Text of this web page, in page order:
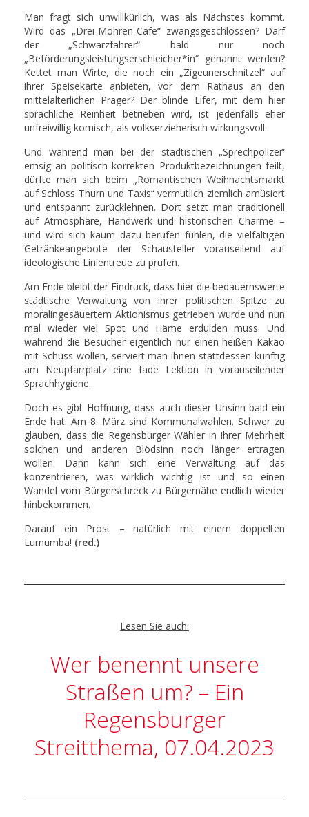
Man fragt sich unwillkürlich, was als Nächstes kommt.
Wird das „Drei-Mohren-Cafe“ zwangsgeschlossen? Darf
der „Schwarzfahrer“ bald nur noch
„Beförderungsleistungserschleicher*in“ genannt werden?
Kettet man Wirte, die noch ein „Zigeunerschnitzel“ auf
ihrer Speisekarte anbieten, vor dem Rathaus an den
mittelalterlichen Prager? Der blinde Eifer, mit dem hier
sprachliche Reinheit betrieben wird, ist jedenfalls eher
unfreiwillig komisch, als volkserzieherisch wirkungsvoll.
Und während man bei der städtischen „Sprechpolizei“
emsig an politisch korrekten Produktbezeichnungen feilt,
dürfte man sich beim „Romantischen Weihnachtsmarkt
auf Schloss Thurn und Taxis“ vermutlich ziemlich amüsiert
und entspannt zurücklehnen. Dort setzt man traditionell
auf Atmosphäre, Handwerk und historischen Charme –
und wird sich kaum dazu berufen fühlen, die vielfältigen
Getränkeangebote der Schausteller vorauseilend auf
ideologische Linientreue zu prüfen.
Am Ende bleibt der Eindruck, dass hier die bedauernswerte
städtische Verwaltung von ihrer politischen Spitze zu
moralingesäuertem Aktionismus getrieben wurde und nun
mal wieder viel Spot und Häme erdulden muss. Und
während die Besucher eigentlich nur einen heißen Kakao
mit Schuss wollen, serviert man ihnen stattdessen künftig
am Neupfarrplatz eine fade Lektion in vorauseilender
Sprachhygiene.
Doch es gibt Hoffnung, dass auch dieser Unsinn bald ein
Ende hat: Am 8. März sind Kommunalwahlen. Schwer zu
glauben, dass die Regensburger Wähler in ihrer Mehrheit
solchen und anderen Blödsinn noch länger ertragen
wollen. Dann kann sich eine Verwaltung auf das
konzentrieren, was wirklich wichtig ist und so einen
Wandel vom Bürgerschreck zu Bürgernähe endlich wieder
hinbekommen.
Darauf ein Prost – natürlich mit einem doppelten
Lumumba! (red.)
Lesen Sie auch:
Wer benennt unsere
Straßen um? – Ein
Regensburger
Streitthema, 07.04.2023